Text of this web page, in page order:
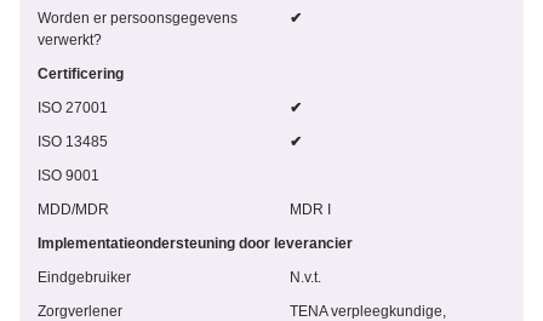
Worden er persoonsgegevens
verwerkt?
✔
Certificering
ISO 27001
✔
ISO 13485
✔
ISO 9001
MDD/MDR
MDR I
Implementatieondersteuning door leverancier
Eindgebruiker
N.v.t.
Zorgverlener
TENA verpleegkundige,